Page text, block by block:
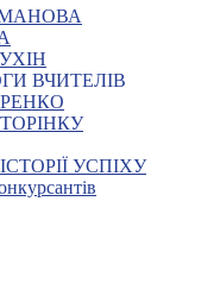
ВЧИТЕЛІВ
УСПІХУ